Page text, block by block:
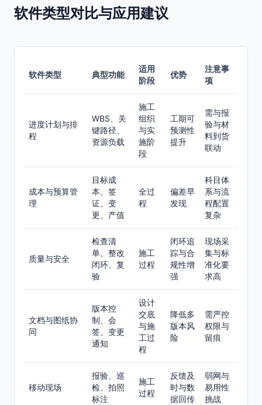
软件类型对比与应用建议
软件类型 典型功能
适用
阶段
优势
注意事
项
进度计划与排
程
WBS、关
键路径、
资源负载
施工
组织
与实
施阶
段
工期可
预测性
提升
需与报
验与材
料到货
联动
成本与预算管
理
目标成
本、签
证、变
更、产值
全过
程
偏差早
发现
科目体
系与流
程配置
复杂
质量与安全
检查清
单、整改
闭环、复
验
施工
过程
闭环追
踪与合
规性增
强
现场采
集与标
准化要
求高
文档与图纸协
同
版本控
制、会
签、变更
通知
设计
交底
与施
工过
程
降低多
版本风
险
需严控
权限与
留痕
移动现场
报验、巡
检、拍照
标注
施工
过程
反馈及
时与数
据回传
弱网与
易用性
挑战